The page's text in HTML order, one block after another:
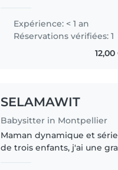
bienveillance. Patiente,
responsable et attentive,
de l'expérience grâce à
Expérience: < 1 an
Réservations vérifiées: 1
SELAMAWIT
Babysitter in Montpellier
Maman dynamique et
de trois enfants, j'ai une